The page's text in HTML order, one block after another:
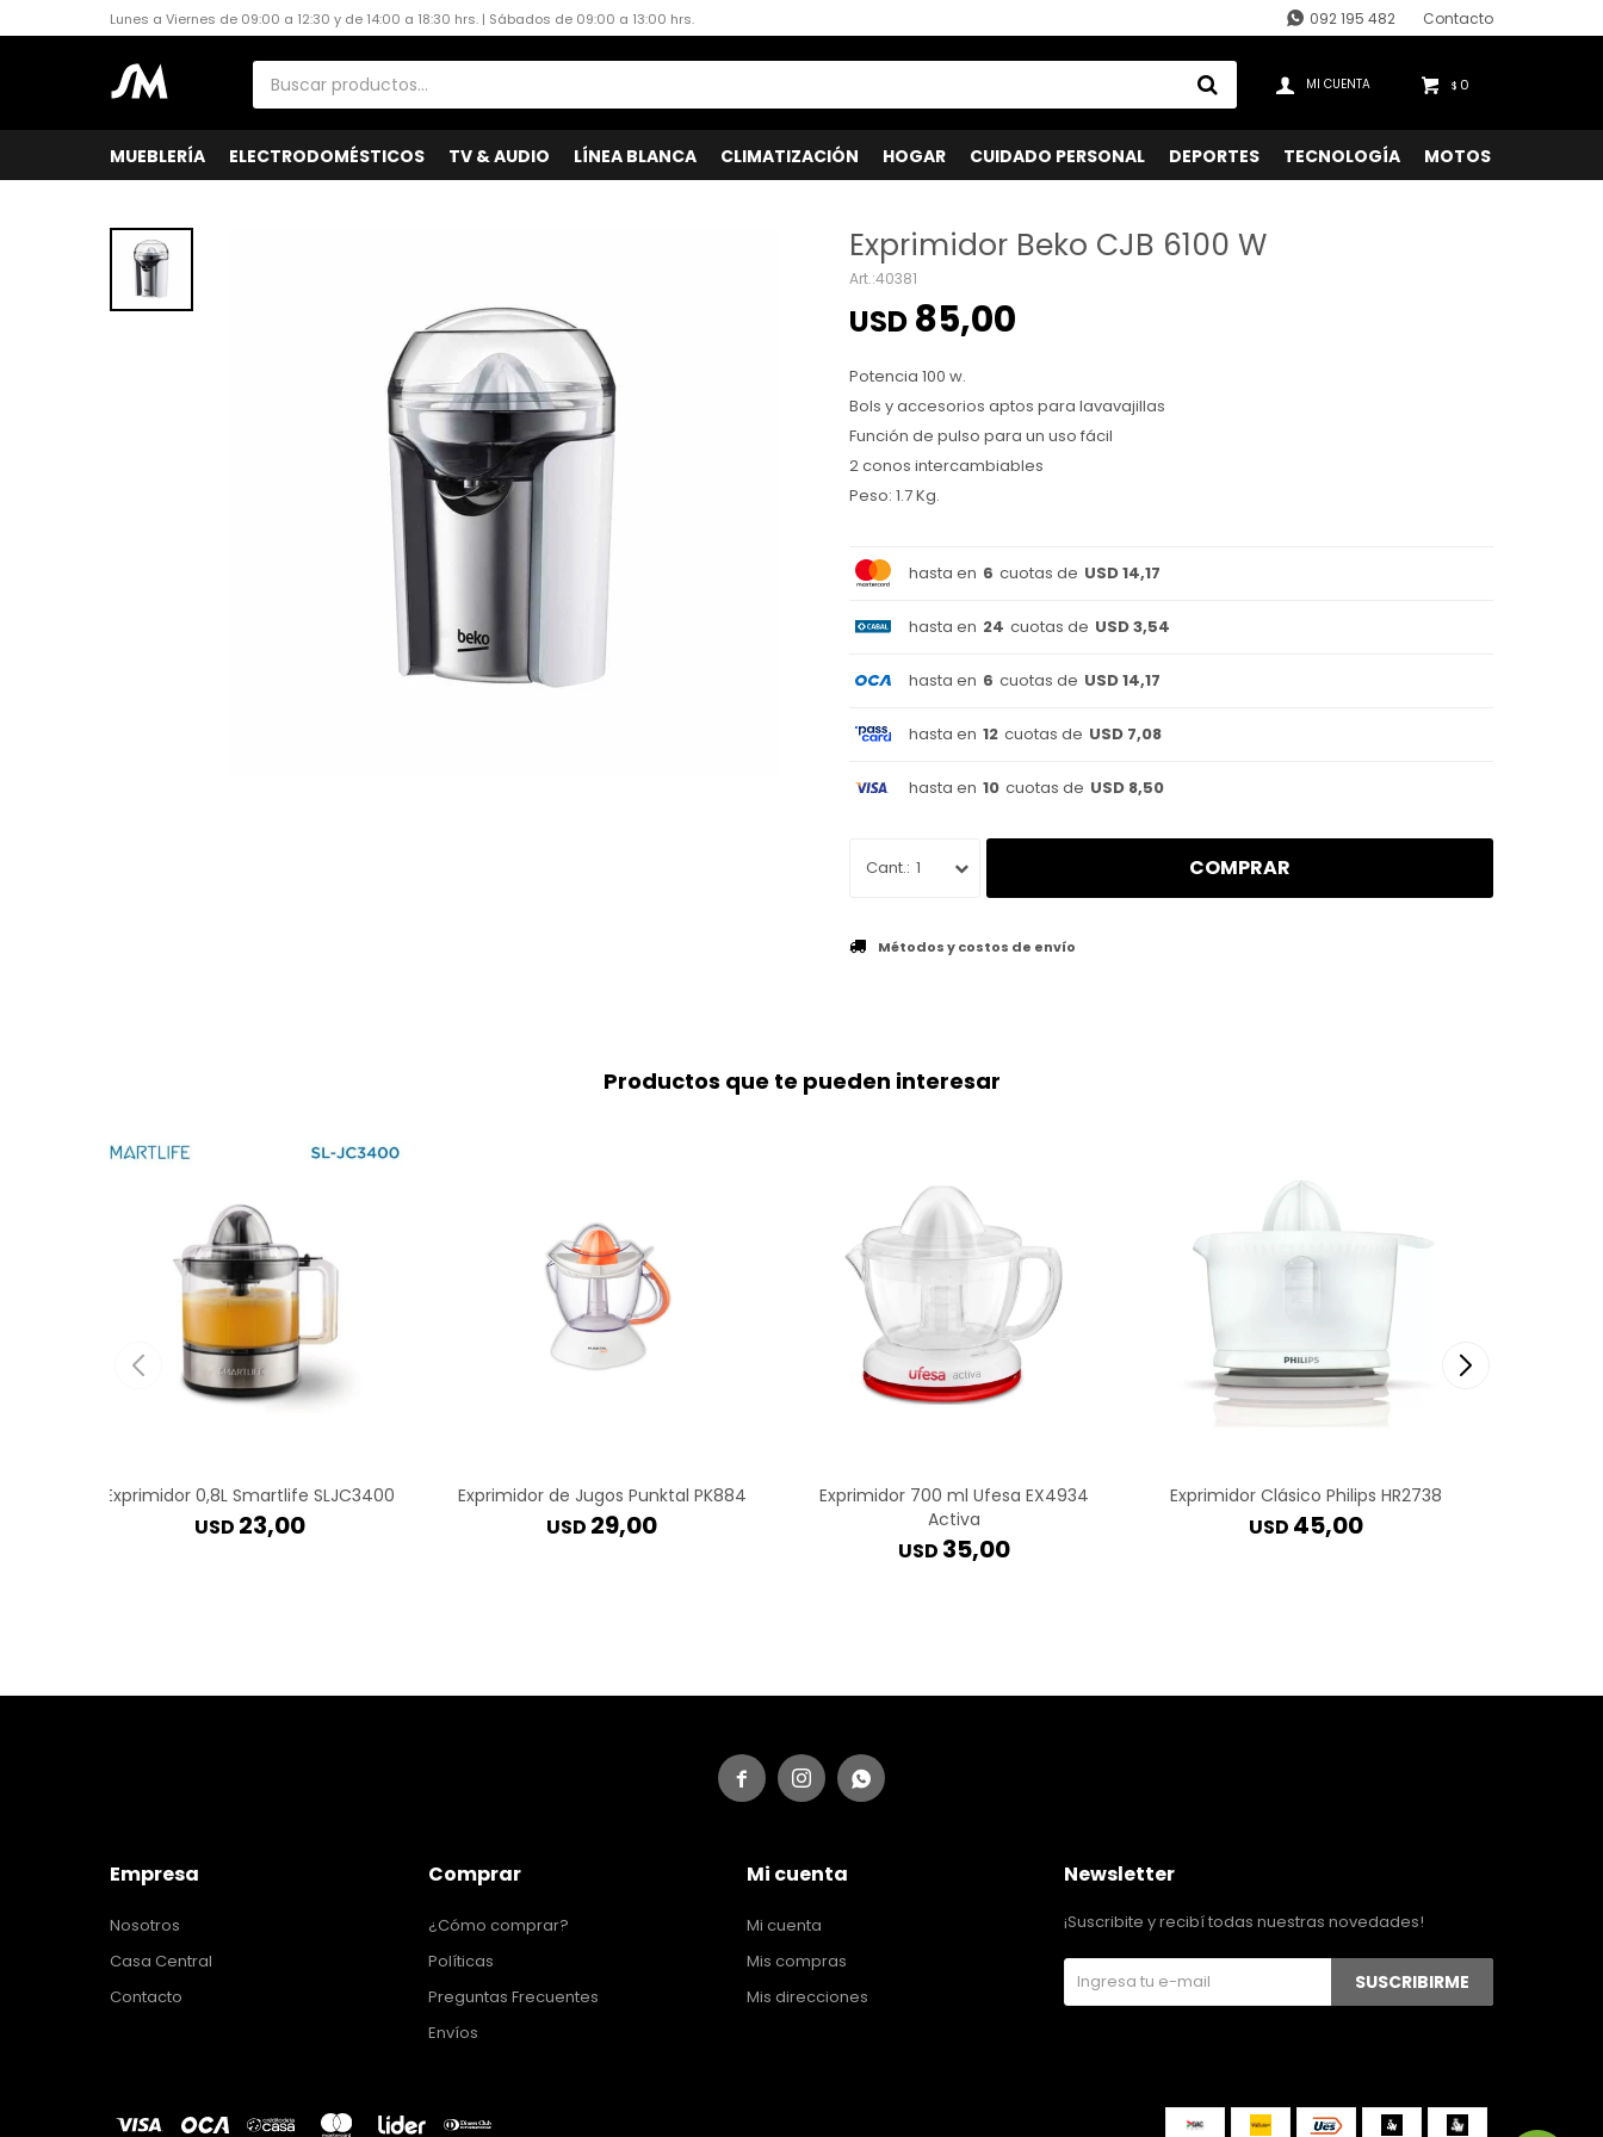
MUEBLERÍA ELECTRODOMÉSTICOS TV & AUDIO LÍNEA BLANCA CLIMATIZACIÓN HOGAR CUIDADO PERSONAL DEPORTES TECNOLOGÍA MOTOS
$ 0
Lunes a Viernes de 09:00 a 12:30 y de 14:00 a 18:30 hrs. | Sábados de 09:00 a 13:00 hrs. 092 195 482 Contacto
Exprimidor Beko CJB 6100 W
40381
USD 85,00
Potencia 100 w.
Bols y accesorios aptos para lavavajillas
Función de pulso para un uso fácil
2 conos intercambiables
Peso: 1.7 Kg.
hasta en 6 cuotas de USD 14,17
hasta en 24 cuotas de USD 3,54
hasta en 6 cuotas de USD 14,17
hasta en 12 cuotas de USD 7,08
hasta en 10 cuotas de USD 8,50
1 COMPRAR
Métodos y costos de envío
Productos que te pueden interesar
Exprimidor 0,8L Smartlife SLJC3400
USD 23,00
Exprimidor de Jugos Punktal PK884
USD 29,00
Exprimidor 700 ml Ufesa EX4934
Activa
USD 35,00
Exprimidor Clásico Philips HR2738
USD 45,00
  
Empresa
Nosotros
Casa Central
Contacto
Comprar
¿Cómo comprar?
Políticas
Preguntas Frecuentes
Envíos
Mi cuenta
Mi cuenta
Mis compras
Mis direcciones
Newsletter
¡Suscribite y recibí todas nuestras novedades!
SUSCRIBIRME